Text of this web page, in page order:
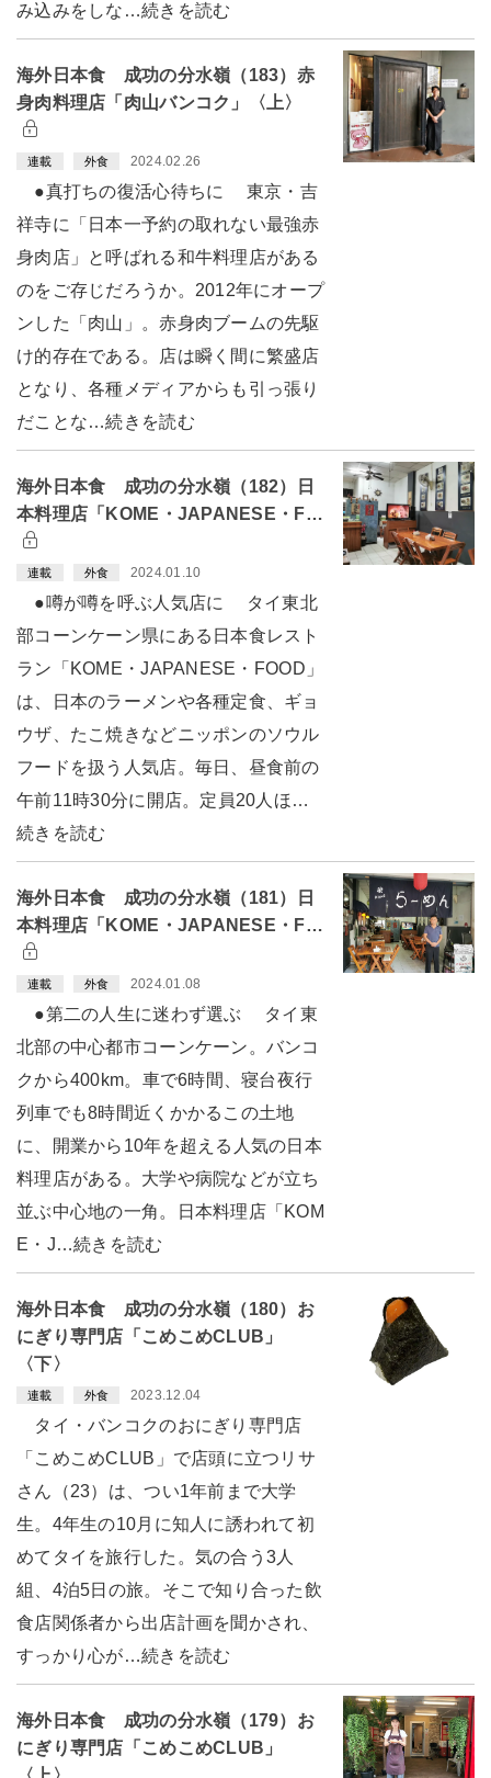
み込みをしな…続きを読む
海外日本食 成功の分水嶺（183）赤
身肉料理店「肉山バンコク」〈上〉
連載 外食 2024.02.26
●真打ちの復活心待ちに 東京・吉
祥寺に「日本一予約の取れない最強赤
身肉店」と呼ばれる和牛料理店がある
のをご存じだろうか。2012年にオープ
ンした「肉山」。赤身肉ブームの先駆
け的存在である。店は瞬く間に繁盛店
となり、各種メディアからも引っ張り
だことな…続きを読む
海外日本食 成功の分水嶺（182）日
本料理店「KOME・JAPANESE・F…
連載 外食 2024.01.10
●噂が噂を呼ぶ人気店に タイ東北
部コーンケーン県にある日本食レスト
ラン「KOME・JAPANESE・FOOD」
は、日本のラーメンや各種定食、ギョ
ウザ、たこ焼きなどニッポンのソウル
フードを扱う人気店。毎日、昼食前の
午前11時30分に開店。定員20人ほ…
続きを読む
海外日本食 成功の分水嶺（181）日
本料理店「KOME・JAPANESE・F…
連載 外食 2024.01.08
●第二の人生に迷わず選ぶ タイ東
北部の中心都市コーンケーン。バンコ
クから400km。車で6時間、寝台夜行
列車でも8時間近くかかるこの土地
に、開業から10年を超える人気の日本
料理店がある。大学や病院などが立ち
並ぶ中心地の一角。日本料理店「KOM
E・J…続きを読む
海外日本食 成功の分水嶺（180）お
にぎり専門店「こめこめCLUB」
〈下〉
連載 外食 2023.12.04
タイ・バンコクのおにぎり専門店
「こめこめCLUB」で店頭に立つリサ
さん（23）は、つい1年前まで大学
生。4年生の10月に知人に誘われて初
めてタイを旅行した。気の合う3人
組、4泊5日の旅。そこで知り合った飲
食店関係者から出店計画を聞かされ、
すっかり心が…続きを読む
海外日本食 成功の分水嶺（179）お
にぎり専門店「こめこめCLUB」